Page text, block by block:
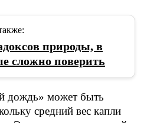
природы, в
сложно поверить
дождь» может быть
средний вес капли